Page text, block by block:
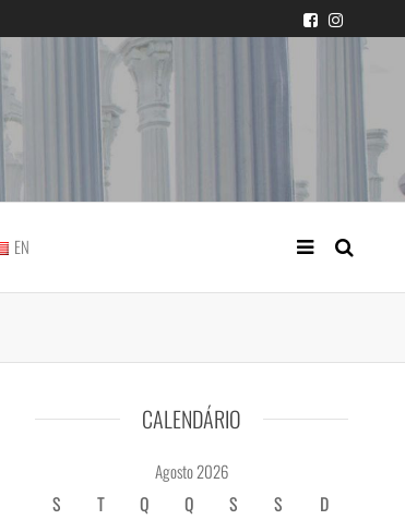
EN
CALENDÁRIO
Agosto 2026
S
T Q Q S S
D